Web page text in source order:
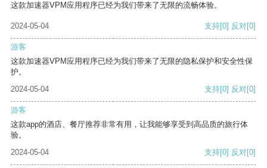
这款加速器VPM应用程序已经为我们带来了无限的流畅体验。
2024-05-04 支持[0] 反对[0]
游客
这款加速器VPM应用程序已经为我们带来了无限的隐私保护和安全性保
护。
2024-05-04
支持[0] 反对[0]
游客
这款app的酒店、餐厅推荐非常有用，让我能够享受到高品质的旅行体
验。
2024-05-04
支持[0] 反对[0]